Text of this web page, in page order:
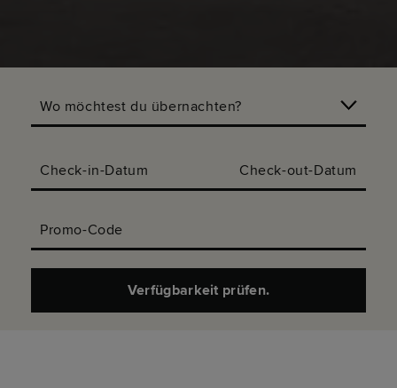
Wo möchtest du übernachten?
Check-in-Datum Check-out-Datum
Promo-Code
Verfügbarkeit prüfen.